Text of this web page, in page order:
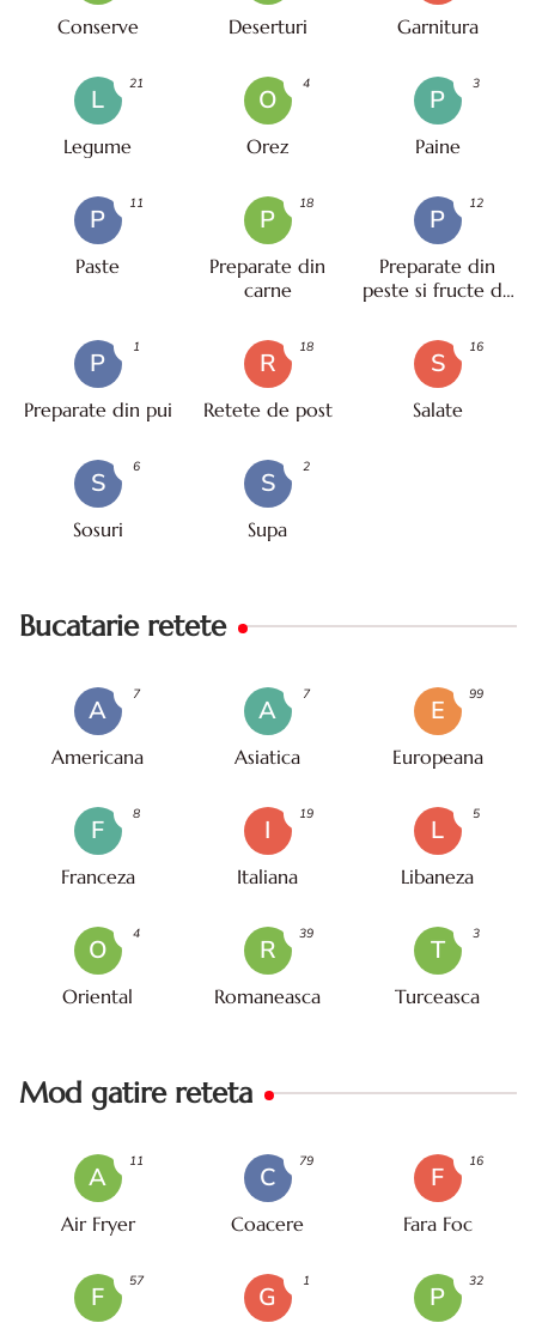
Conserve Deserturi Garnitura
L
Legume
21
O
Orez
4
P
Paine
3
P
Paste
11
P
Preparate din
carne
18
P
Preparate din
peste si fructe de
12
P
Preparate din pui
1
R
Retete de post
18
S
Salate
16
S
Sosuri
6
S
Supa
2
Bucatarie retete
A
Americana
7
A
Asiatica
7
E
Europeana
99
F
Franceza
8
I
Italiana
19
L
Libaneza
5
O
Oriental
4
R
Romaneasca
39
T
Turceasca
3
Mod gatire reteta
A
Air Fryer
11
C
Coacere
79
F
Fara Foc
16
F
57
G
1
P
32